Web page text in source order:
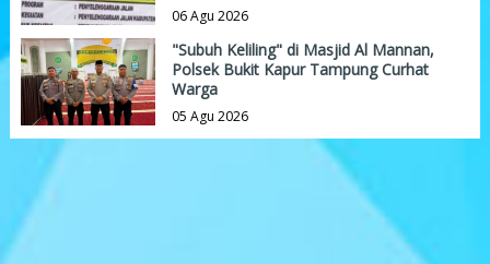
06 Agu 2026
"Subuh Keliling" di Masjid Al Mannan,
Polsek Bukit Kapur Tampung Curhat
Warga
05 Agu 2026